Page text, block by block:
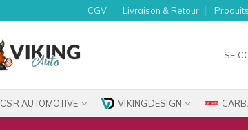
CGV Livraison & Retour
SE
CSR AUTOMOTIVE VIKINGDESIGN